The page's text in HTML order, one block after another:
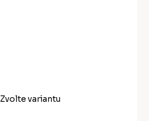
Zvolte variantu